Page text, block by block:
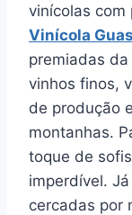
vinícolas com
Vinícola
premiadas
vinhos finos,
de produção
montanhas.
toque de
imperdível.
cercadas por